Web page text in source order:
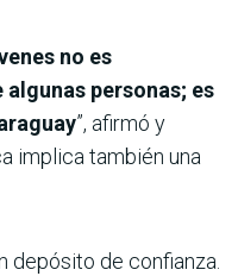
no es
personas; es
”, afirmó y
implica también una
depósito de confianza.